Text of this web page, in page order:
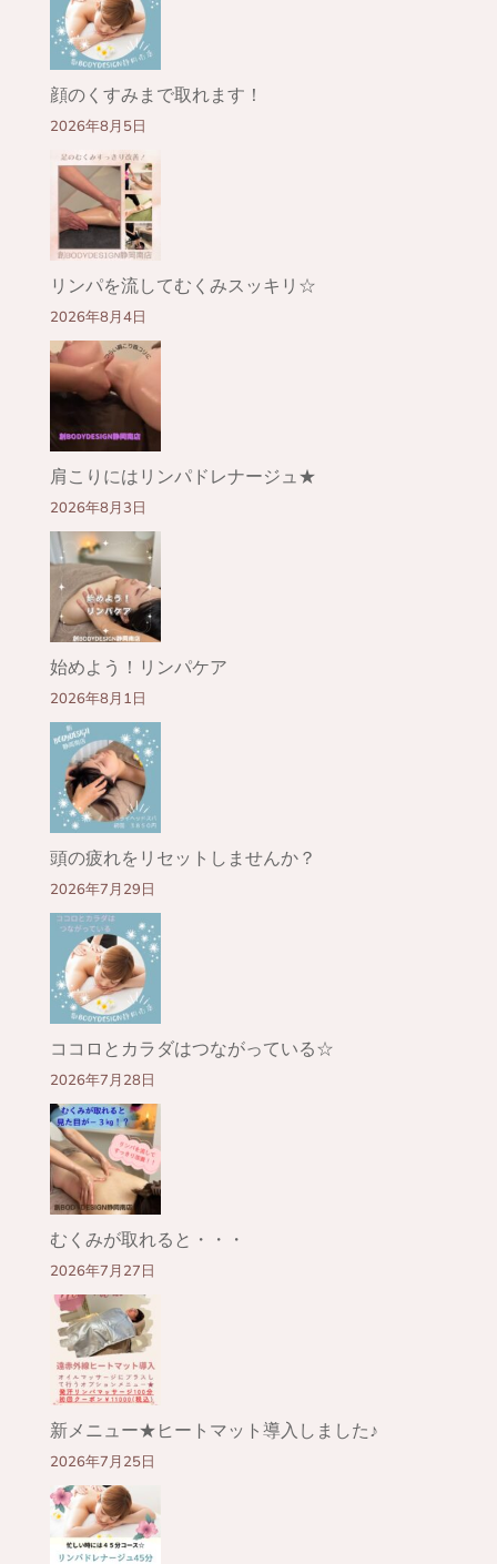
顔のくすみまで取れます！
2026年8月5日
リンパを流してむくみスッキリ☆
2026年8月4日
肩こりにはリンパドレナージュ★
2026年8月3日
始めよう！リンパケア
2026年8月1日
頭の疲れをリセットしませんか？
2026年7月29日
ココロとカラダはつながっている☆
2026年7月28日
むくみが取れると・・・
2026年7月27日
新メニュー★ヒートマット導入しました♪
2026年7月25日